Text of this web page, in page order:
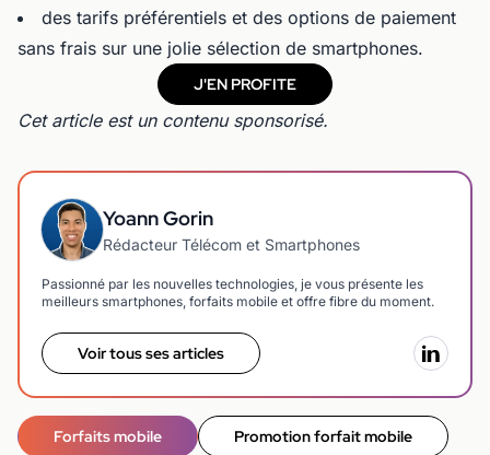
des tarifs préférentiels et des options de paiement
sans frais sur une jolie sélection de smartphones.
J'EN PROFITE
Cet article est un contenu sponsorisé.
Yoann Gorin
Rédacteur Télécom et Smartphones
Passionné par les nouvelles technologies, je vous présente les
meilleurs smartphones, forfaits mobile et offre fibre du moment.
Voir tous ses articles
Forfaits mobile Promotion forfait mobile